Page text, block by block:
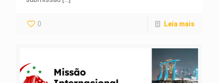
0 Leia mais